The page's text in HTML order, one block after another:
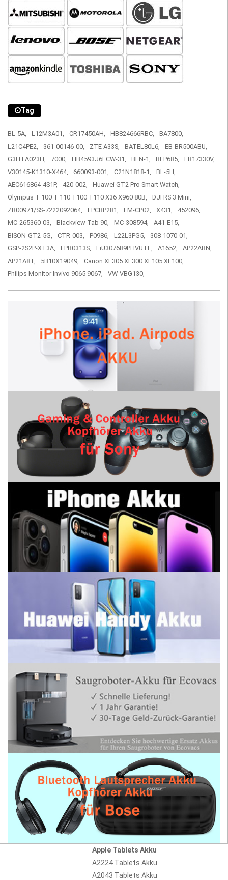
Tag
BL-5A, L12M3A01, CR17450AH, HB824666RBC,
BA7800,
L21C4PE2,
361-00146-00, ZTE A33S, BATEL80L6,
EB-BR500ABU,
G3HTA023H,
7000, HB4593J6ECW-31, BLN-1, BLP685,
ER17330V,
V30145-K1310-X464,
660093-001, C21N1818-1,
BL-5H,
AEC616864-4S1P,
420-002,
Huawei GT2 Pro Smart Watch,
Olympus T 100 T 110 T100 T110 X36 X960 80B,
DJI RS 3 Mini,
ZR00971/SS-7222092064,
FPCBP281, LM-CP02, X431,
452096,
MC-265360-03,
Blackview Tab 90, MC-308594,
A41-E15,
BISON-GT2-5G,
CTR-003, P0986, L22L3PG5,
308-1070-01,
GSP-2S2P-XT3A,
FPB0313S, LiU307689PHVUTL, A1652,
AP22ABN,
AP21A8T,
5B10X19049,
Canon XF305 XF300 XF105 XF100,
Philips Monitor Invivo 9065 9067,
VW-VBG130,
Apple Tablets Akku
A2224 Tablets Akku
A2043 Tablets Akku